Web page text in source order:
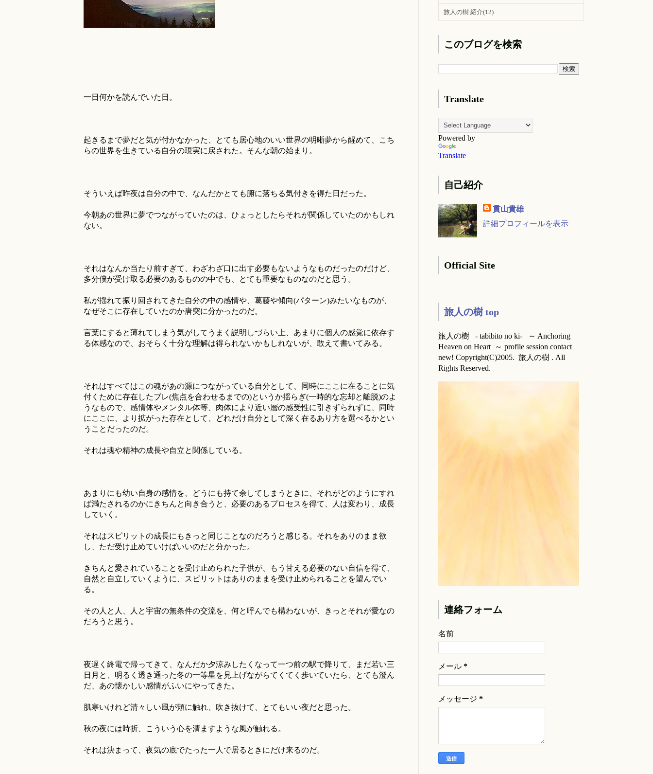
一日何かを読んでいた日。
起きるまで夢だと気が付かなかった、とても居心地のいい世界の明晰夢から醒めて、こち
らの世界を生きている自分の現実に戻された。そんな朝の始まり。
そういえば昨夜は自分の中で、なんだかとても腑に落ちる気付きを得た日だった。
今朝あの世界に夢でつながっていたのは、ひょっとしたらそれが関係していたのかもしれ
ない。
それはなんか当たり前すぎて、わざわざ口に出す必要もないようなものだったのだけど、
多分僕が受け取る必要のあるものの中でも、とても重要なものなのだと思う。
私が揺れて振り回されてきた自分の中の感情や、葛藤や傾向(パターン)みたいなものが、
なぜそこに存在していたのか唐突に分かったのだ。
言葉にすると薄れてしまう気がしてうまく説明しづらい上、あまりに個人の感覚に依存す
る体感なので、おそらく十分な理解は得られないかもしれないが、敢えて書いてみる。
それはすべてはこの魂があの源につながっている自分として、同時にここに在ることに気
付くために存在したブレ(焦点を合わせるまでの)というか揺らぎ(一時的な忘却と離脱)のよ
うなもので、感情体やメンタル体等、肉体により近い層の感受性に引きずられずに、同時
にここに、より拡がった存在として、どれだけ自分として深く在るあり方を選べるかとい
うことだったのだ。
それは魂や精神の成長や自立と関係している。
あまりにも幼い自身の感情を、どうにも持て余してしまうときに、それがどのようにすれ
ば満たされるのかにきちんと向き合うと、必要のあるプロセスを得て、人は変わり、成長
していく。
それはスピリットの成長にもきっと同じことなのだろうと感じる。それをありのまま欲
し、ただ受け止めていけばいいのだと分かった。
きちんと愛されていることを受け止められた子供が、もう甘える必要のない自信を得て、
自然と自立していくように、スピリットはありのままを受け止められることを望んでい
る。
その人と人、人と宇宙の無条件の交流を、何と呼んでも構わないが、きっとそれが愛なの
だろうと思う。
夜遅く終電で帰ってきて、なんだか夕涼みしたくなって一つ前の駅で降りて、まだ若い三
日月と、明るく透き通った冬の一等星を見上げながらてくてく歩いていたら、とても澄ん
だ、あの懐かしい感情がふいにやってきた。
肌寒いけれど清々しい風が頬に触れ、吹き抜けて、とてもいい夜だと思った。
秋の夜には時折、こういう心を清ますような風が触れる。
それは決まって、夜気の底でたった一人で居るときにだけ来るのだ。
旅人の樹 紹介(12)
このブログを検索
Translate
Powered by
Translate
自己紹介
貫山貴雄
詳細プロフィールを表示
Official Site
旅人の樹 top
旅人の樹 - tabibito no ki- ～ Anchoring
Heaven on Heart ～ profile session contact
new! Copyright(C)2005. 旅人の樹 . All
Rights Reserved.
連絡フォーム
名前
メール *
メッセージ *